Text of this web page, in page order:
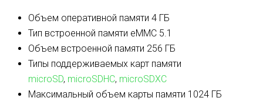
Объем оперативной памяти 4 ГБ
Тип встроенной памяти eMMC 5.1
Объем встроенной памяти 256 ГБ
Типы поддерживаемых карт памяти
microSD, microSDHC, microSDXC
Максимальный объем карты памяти 1024 ГБ